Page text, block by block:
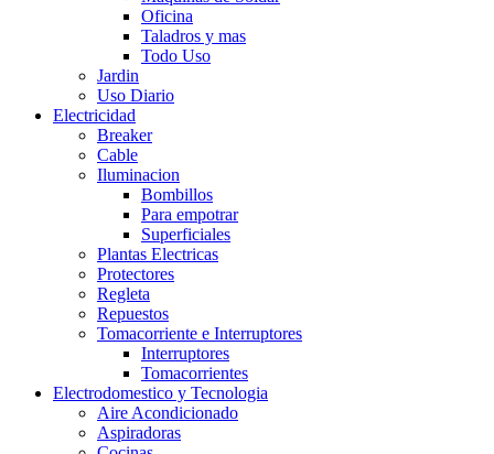
Oficina
Taladros y mas
Todo Uso
Jardin
Uso Diario
Electricidad
Breaker
Cable
Iluminacion
Bombillos
Para empotrar
Superficiales
Plantas Electricas
Protectores
Regleta
Repuestos
Tomacorriente e Interruptores
Interruptores
Tomacorrientes
Electrodomestico y Tecnologia
Aire Acondicionado
Aspiradoras